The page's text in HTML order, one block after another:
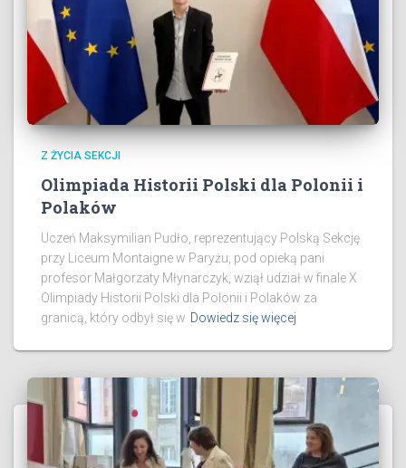
Z ŻYCIA SEKCJI
Olimpiada Historii Polski dla Polonii i
Polaków
Uczeń Maksymilian Pudło, reprezentujący Polską Sekcję
przy Liceum Montaigne w Paryżu, pod opieką pani
profesor Małgorzaty Młynarczyk, wziął udział w finale X
Olimpiady Historii Polski dla Polonii i Polaków za
granicą, który odbył się w Dowiedz się więcej